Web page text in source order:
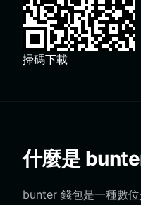
掃碼下載
什麼是
bunter 錢包是一種數